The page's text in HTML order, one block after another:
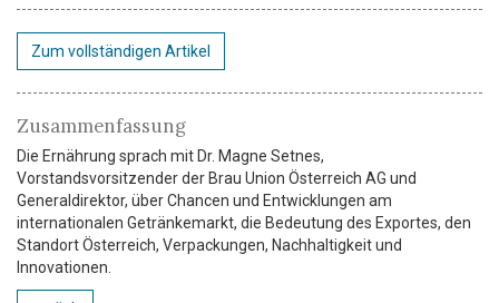
Zum vollständigen Artikel
Zusammenfassung
Die Ernährung sprach mit Dr. Magne Setnes,
Vorstandsvorsitzender der Brau Union Österreich AG und
Generaldirektor, über Chancen und Entwicklungen am
internationalen Getränkemarkt, die Bedeutung des Exportes, den
Standort Österreich, Verpackungen, Nachhaltigkeit und
Innovationen.